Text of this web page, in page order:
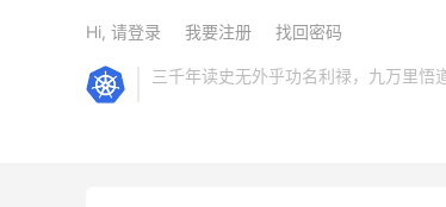
三千年读史无外乎功名利禄，九万里悟
Hi, 请登录 我要注册 找回密码